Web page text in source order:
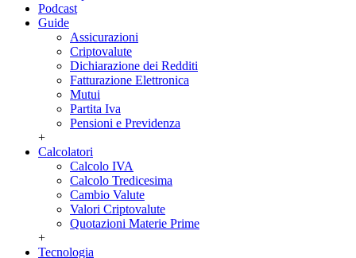
Podcast
Guide
Assicurazioni
Criptovalute
Dichiarazione dei Redditi
Fatturazione Elettronica
Mutui
Partita Iva
Pensioni e Previdenza
+
Calcolatori
Calcolo IVA
Calcolo Tredicesima
Cambio Valute
Valori Criptovalute
Quotazioni Materie Prime
+
Tecnologia